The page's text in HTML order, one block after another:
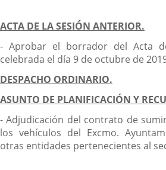
ACTA DE LA SESIÓN ANTERIOR.
- Aprobar el borrador del Acta
celebrada el día 9 de octubre de
DESPACHO ORDINARIO.
ASUNTO DE PLANIFICACIÓN Y
- Adjudicación del contrato de
los vehículos del Excmo.
otras entidades pertenecientes al